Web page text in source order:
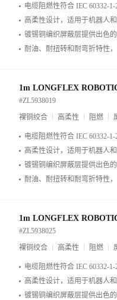
电缆阻燃性符合 IEC 60332-
高柔性设计，适用于机器人
镀锡铜编织屏蔽层提供出色
耐油、耐扭转和耐弯折特性
1m LONGFLEX
#ZL5938019
裸铜绞合
高柔性 阻燃
电缆阻燃性符合 IEC 60332-
高柔性设计，适用于机器人
镀锡铜编织屏蔽层提供出色
耐油、耐扭转和耐弯折特性
1m LONGFLEX
#ZL5938025
裸铜绞合
高柔性 阻燃
电缆阻燃性符合 IEC 60332-
高柔性设计，适用于机器人
镀锡铜编织屏蔽层提供出色